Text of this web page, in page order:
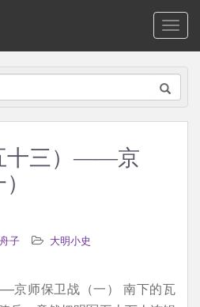
十三）——京
子 大明小史
京师保卫战（一） 南下的瓦